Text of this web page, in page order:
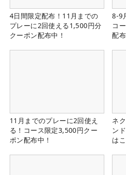
4日間限定配布！11月までの
プレーに2回使える1,500円分
クーポン配布中！
8-9
コ
配
11月までのプレーに2回使え
る！コース限定3,500円クー
ポン配布中！
ネ
ン
は